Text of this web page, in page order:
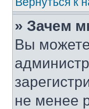
» Зачем
Вы можете
не менее